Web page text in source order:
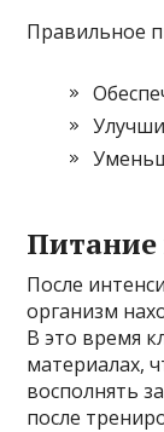
Правильное
Питание
После
организм
В это время
материалах,
восполнять
после